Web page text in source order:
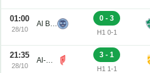
01:00
28/10
Al Baten
0 - 3
H1 0-1
21:35
28/10
Al-Qadisiyah FC
3 - 1
H1 1-1